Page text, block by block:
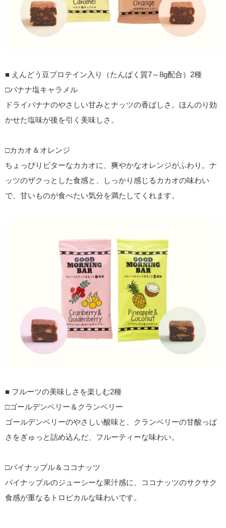
■ えんどう豆プロテイン入り（たんぱく質7～8g配合）2種
□バナナ塩キャラメル
ドライバナナのやさしい甘みとナッツの香ばしさ。ほんのり効
かせた塩味が後を引く美味しさ。
□カカオ＆オレンジ
ちょっぴりビターなカカオに、爽やかなオレンジがふわり。ナ
ッツのザクっとした食感と、しっかり感じるカカオの味わい
で、甘いものが食べたい気分を満たしてくれます。
■ フルーツの美味しさを楽しむ2種
□ゴールデンベリー＆クランベリー
ゴールデンベリーのやさしい酸味と、クランベリーの甘酸っぱ
さをぎゅっと詰め込んだ、フルーティーな味わい。
□パイナップル＆ココナッツ
パイナップルのジューシーな果汁感に、ココナッツのサクサク
食感が重なるトロピカルな味わいです。